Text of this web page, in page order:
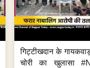
गिट्टीखदान के
चोरी का खुलासा